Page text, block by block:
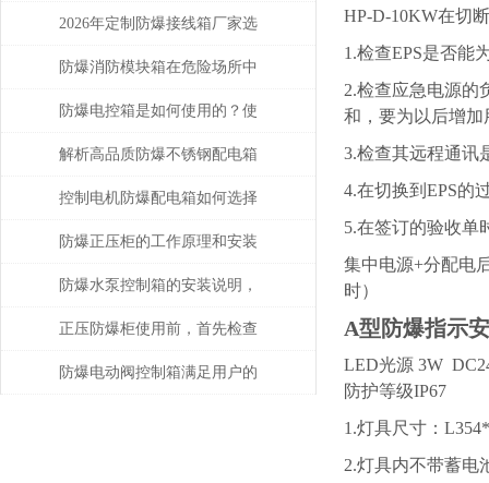
HP-D-10KW在切
1.检查EPS是否能
2.检查应急电源的
和，要为以后增
3.检查其远程通讯
4.在切换到EPS的
5.在签订的验收单
集中电源+分配电
时）
A型防爆指示
LED光源 3W
防护等级IP67
1.灯具尺寸：
2.灯具内不带蓄电
一起来了解一下吧！
2026年定制防爆接线箱厂家选
购指南
防爆消防模块箱在危险场所中
的关键作用
防爆电控箱是如何使用的？使
用时有哪些注意事项？
解析高品质防爆不锈钢配电箱
的技术与应用
控制电机防爆配电箱如何选择
合适的保护模式
防爆正压柜的工作原理和安装
防爆水泵控制箱的安装说明，
知道的人少之又少！
正压防爆柜使用前，首先检查
主腔的密封性能
防爆电动阀控制箱满足用户的